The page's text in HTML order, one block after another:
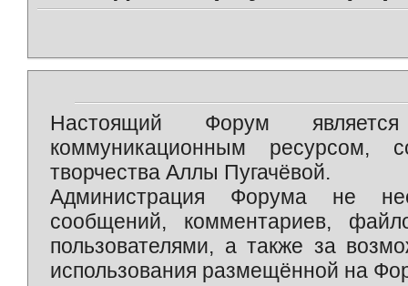
Настоящий Форум является
коммуникационным ресурсом,
творчества Аллы Пугачёвой.
Администрация Форума не
сообщений, комментариев,
пользователями, а также за
использования размещённой на